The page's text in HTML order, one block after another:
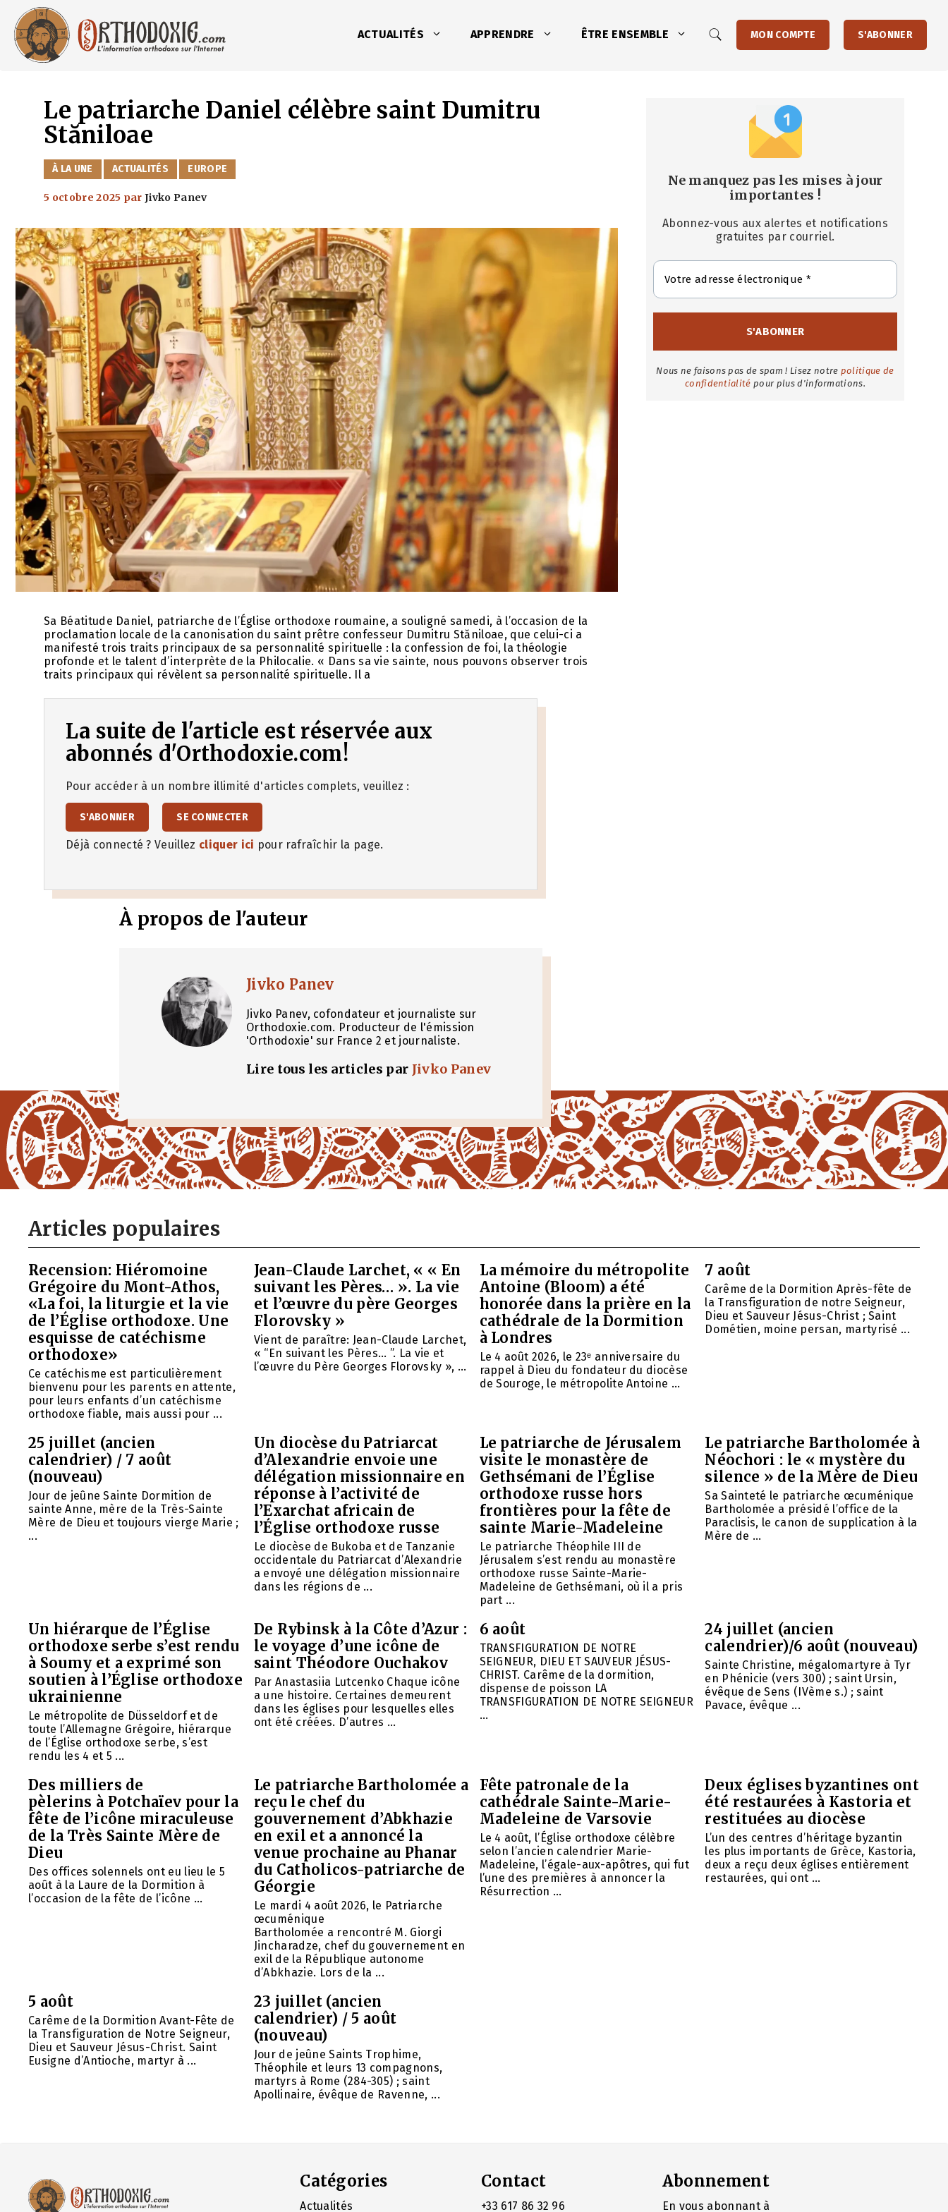
contenu
ACTUALITÉS APPRENDRE ÊTRE ENSEMBLE MON COMPTE S'ABONNER
Le patriarche Daniel célèbre saint Dumitru
Stăniloae
CATÉGORIES
À LA UNE ACTUALITÉS EUROPE
5 octobre 2025 parJivko Panev
Sa Béatitude Daniel, patriarche de l’Église orthodoxe roumaine, a souligné samedi, à l’occasion de la
proclamation locale de la canonisation du saint prêtre confesseur Dumitru Stăniloae, que celui-ci a
manifesté trois traits principaux de sa personnalité spirituelle : la confession de foi, la théologie
profonde et le talent d’interprète de la Philocalie. « Dans sa vie sainte, nous pouvons observer trois
traits principaux qui révèlent sa personnalité spirituelle. Il a
La suite de l'article est réservée aux
abonnés d'Orthodoxie.com!
Pour accéder à un nombre illimité d'articles complets, veuillez :
S'ABONNER SE CONNECTER
Déjà connecté ? Veuillez cliquer ici pour rafraîchir la page.
À propos de l'auteur
Jivko Panev
Jivko Panev, cofondateur et journaliste sur
Orthodoxie.com. Producteur de l'émission
'Orthodoxie' sur France 2 et journaliste.
Lire tous les articles par Jivko Panev
Ne manquez pas les mises à jour
importantes !
Abonnez-vous aux alertes et notifications
gratuites par courriel.
Nous ne faisons pas de spam ! Lisez notre politique de
confidentialité pour plus d'informations.
Articles populaires
Recension: Hiéromoine
Grégoire du Mont-Athos,
«La foi, la liturgie et la vie
de l’Église orthodoxe. Une
esquisse de catéchisme
orthodoxe»
Ce catéchisme est particulièrement
bienvenu pour les parents en attente,
pour leurs enfants d’un catéchisme
orthodoxe fiable, mais aussi pour ...
Jean-Claude Larchet, « « En
suivant les Pères… ». La vie
et l’œuvre du père Georges
Florovsky »
Vient de paraître: Jean-Claude Larchet,
« “En suivant les Pères… ”. La vie et
l’œuvre du Père Georges Florovsky », ...
La mémoire du métropolite
Antoine (Bloom) a été
honorée dans la prière en la
cathédrale de la Dormition
à Londres
Le 4 août 2026, le 23ᵉ anniversaire du
rappel à Dieu du fondateur du diocèse
de Souroge, le métropolite Antoine ...
7 août
Carême de la Dormition Après-fête de
la Transfiguration de notre Seigneur,
Dieu et Sauveur Jésus-Christ ; Saint
Dométien, moine persan, martyrisé ...
25 juillet (ancien
calendrier) / 7 août
(nouveau)
Jour de jeûne Sainte Dormition de
sainte Anne, mère de la Très-Sainte
Mère de Dieu et toujours vierge Marie ;
...
Un diocèse du Patriarcat
d’Alexandrie envoie une
délégation missionnaire en
réponse à l’activité de
l’Exarchat africain de
l’Église orthodoxe russe
Le diocèse de Bukoba et de Tanzanie
occidentale du Patriarcat d’Alexandrie
a envoyé une délégation missionnaire
dans les régions de ...
Le patriarche de Jérusalem
visite le monastère de
Gethsémani de l’Église
orthodoxe russe hors
frontières pour la fête de
sainte Marie-Madeleine
Le patriarche Théophile III de
Jérusalem s’est rendu au monastère
orthodoxe russe Sainte-Marie-
Madeleine de Gethsémani, où il a pris
part ...
Le patriarche Bartholomée à
Néochori : le « mystère du
silence » de la Mère de Dieu
Sa Sainteté le patriarche œcuménique
Bartholomée a présidé l’office de la
Paraclisis, le canon de supplication à la
Mère de ...
Un hiérarque de l’Église
orthodoxe serbe s’est rendu
à Soumy et a exprimé son
soutien à l’Église orthodoxe
ukrainienne
Le métropolite de Düsseldorf et de
toute l’Allemagne Grégoire, hiérarque
de l’Église orthodoxe serbe, s’est
rendu les 4 et 5 ...
De Rybinsk à la Côte d’Azur :
le voyage d’une icône de
saint Théodore Ouchakov
Par Anastasiia Lutcenko Chaque icône
a une histoire. Certaines demeurent
dans les églises pour lesquelles elles
ont été créées. D’autres ...
6 août
TRANSFIGURATION DE NOTRE
SEIGNEUR, DIEU ET SAUVEUR JÉSUS-
CHRIST. Carême de la dormition,
dispense de poisson LA
TRANSFIGURATION DE NOTRE SEIGNEUR
...
24 juillet (ancien
calendrier)/6 août (nouveau)
Sainte Christine, mégalomartyre à Tyr
en Phénicie (vers 300) ; saint Ursin,
évêque de Sens (IVème s.) ; saint
Pavace, évêque ...
Des milliers de
pèlerins à Potchaïev pour la
fête de l’icône miraculeuse
de la Très Sainte Mère de
Dieu
Des offices solennels ont eu lieu le 5
août à la Laure de la Dormition à
l’occasion de la fête de l’icône ...
Le patriarche Bartholomée a
reçu le chef du
gouvernement d’Abkhazie
en exil et a annoncé la
venue prochaine au Phanar
du Catholicos-patriarche de
Géorgie
Le mardi 4 août 2026, le Patriarche
œcuménique
Bartholomée a rencontré M. Giorgi
Jincharadze, chef du gouvernement en
exil de la République autonome
d’Abkhazie. Lors de la ...
Fête patronale de la
cathédrale Sainte-Marie-
Madeleine de Varsovie
Le 4 août, l’Église orthodoxe célèbre
selon l’ancien calendrier Marie-
Madeleine, l’égale-aux-apôtres, qui fut
l’une des premières à annoncer la
Résurrection ...
Deux églises byzantines ont
été restaurées à Kastoria et
restituées au diocèse
L’un des centres d’héritage byzantin
les plus importants de Grèce, Kastoria,
deux a reçu deux églises entièrement
restaurées, qui ont ...
5 août
Carême de la Dormition Avant-Fête de
la Transfiguration de Notre Seigneur,
Dieu et Sauveur Jésus-Christ. Saint
Eusigne d’Antioche, martyr à ...
23 juillet (ancien
calendrier) / 5 août
(nouveau)
Jour de jeûne Saints Trophime,
Théophile et leurs 13 compagnons,
martyrs à Rome (284-305) ; saint
Apollinaire, évêque de Ravenne, ...
Catégories
Actualités
Contact
+33 617 86 32 96
Abonnement
En vous abonnant à